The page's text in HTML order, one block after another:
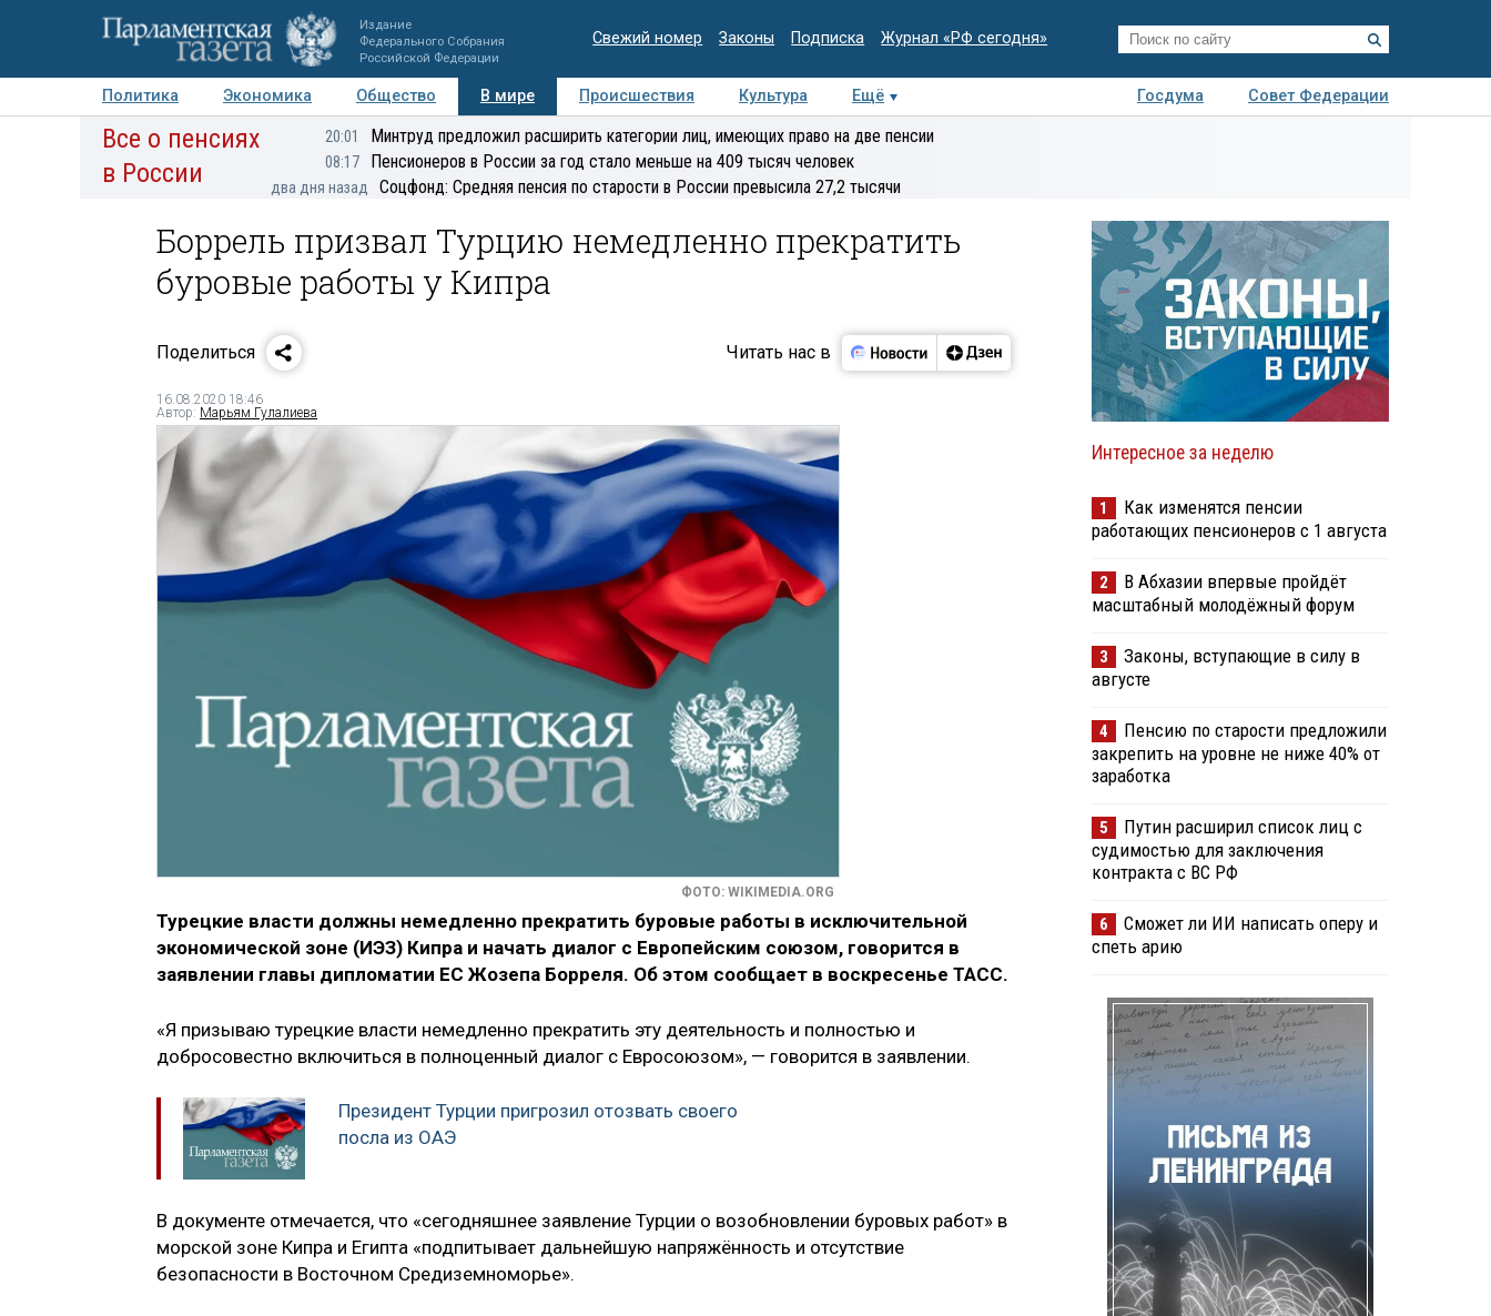
Издание
Федерального Собрания
Российской Федерации
Свежий номер Законы Подписка Журнал «РФ сегодня»
Политика Экономика Общество В мире Происшествия Культура Ещё Госдума
Совет Федерации
Авторы Персоны Мнения Регионы Медиацентр Интервью Колумнисты
Деловая
Все о пенсиях
в России
20:01 Минтруд предложил расширить категории лиц, имеющих право на две пенсии
08:17 Пенсионеров в России за год стало меньше на 409 тысяч человек
два дня назад Соцфонд: Средняя пенсия по старости в России превысила 27,2 тысячи
Боррель призвал Турцию немедленно прекратить
буровые работы у Кипра
Поделиться Читать нас в
16.08.2020 18:46
Автор: Марьям Гулалиева
ФОТО: WIKIMEDIA.ORG
Турецкие власти должны немедленно прекратить буровые работы в исключительной
экономической зоне (ИЭЗ) Кипра и начать диалог с Европейским союзом, говорится в
заявлении главы дипломатии ЕС Жозепа Борреля. Об этом сообщает в воскресенье ТАСС.
«Я призываю турецкие власти немедленно прекратить эту деятельность и полностью и
добросовестно включиться в полноценный диалог с Евросоюзом», — говорится в заявлении.
Президент Турции пригрозил отозвать своего
посла из ОАЭ
В документе отмечается, что «сегодняшнее заявление Турции о возобновлении буровых работ» в
морской зоне Кипра и Египта «подпитывает дальнейшую напряжённость и отсутствие
безопасности в Восточном Средиземноморье».
Интересное за неделю
1
Как изменятся пенсии
работающих пенсионеров с 1 августа
2
В Абхазии впервые пройдёт
масштабный молодёжный форум
3
Законы, вступающие в силу в
августе
4
Пенсию по старости предложили
закрепить на уровне не ниже 40% от
заработка
5
Путин расширил список лиц с
судимостью для заключения
контракта с ВС РФ
6
Сможет ли ИИ написать оперу и
спеть арию